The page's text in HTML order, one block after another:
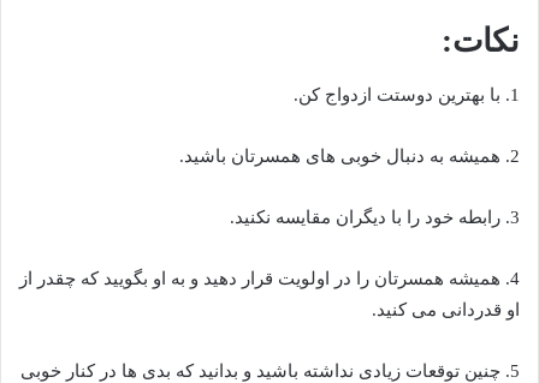
نکات:
1. با بهترین دوستت ازدواج کن.
2. همیشه به دنبال خوبی های همسرتان باشید.
3. رابطه خود را با دیگران مقایسه نکنید.
4. همیشه همسرتان را در اولویت قرار دهید و به او بگویید که چقدر از
او قدردانی می کنید.
5. چنین توقعات زیادی نداشته باشید و بدانید که بدی ها در کنار خوبی